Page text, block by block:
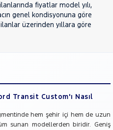
fiyatlar model yılı,
genel kondisyonuna göre
üzerinden yıllara göre
Transit Custom'ı Nasıl
hem şehir içi hem de uzun
sunan modellerden biridir. Geniş